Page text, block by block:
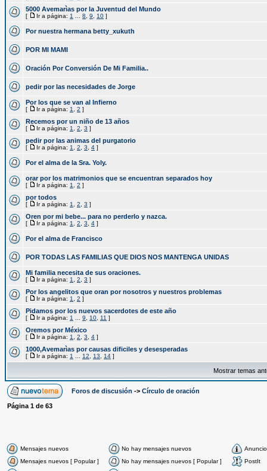
5000 Avemarìas por la Juventud del Mundo
[ Ir a página: 1 8 9 10 ]
Por nuestra hermana betty_xukuth
POR MI MAMI
Oración Por Conversión De Mi Familia..
pedir por las necesidades de Jorge
Por los que se van al Infierno
[ Ir a página: 1 2 ]
Recemos por un niño de 13 años
[ Ir a página: 1 2 3 ]
pedir por las animas del purgatorio
[ Ir a página: 1 2 3 4 ]
Por el alma de la Sra. Yoly.
orar por los matrimonios que se encuentran separados hoy
[ Ir a página: 1 2 ]
por todos
[ Ir a página: 1 2 3 ]
Oren por mi bebe... para no perderlo y nazca.
[ Ir a página: 1 2 3 4 ]
Por el alma de Francisco
POR TODAS LAS FAMILIAS QUE DIOS NOS MANTENGA UNIDAS
Mi familia necesita de sus oraciones.
[ Ir a página: 1 2 3 ]
Por los angelitos que oran por nosotros y nuestros problemas
[ Ir a página: 1 2 ]
Pidamos por los nuevos sacerdotes de este año
[ Ir a página: 1 9 10 11 ]
Oremos por México
[ Ir a página: 1 2 3 4 ]
1000,Avemarìas por causas dificiles y desesperadas
[ Ir a página: 1 12 13 14 ]
Mostrar temas
Foros de discusión -> Círculo de oración
Página 1 de 63
Mensajes nuevos No hay mensajes nuevos
Anuncio
Mensajes nuevos [ Popular ]
No hay mensajes nuevos [ Popular ]
PostIt